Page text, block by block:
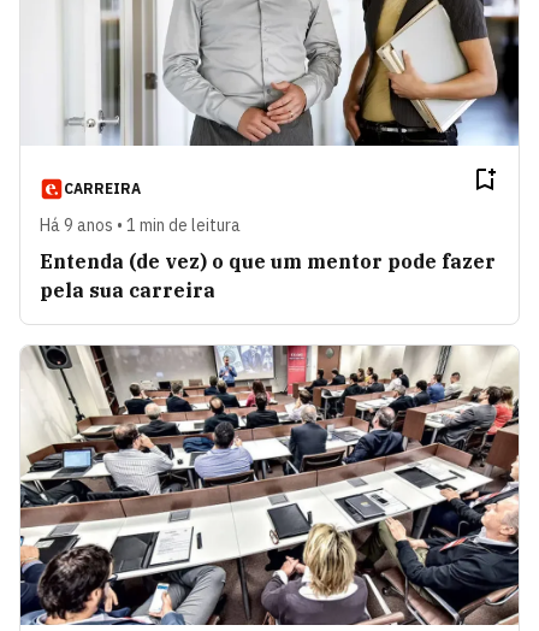
CARREIRA
Há 9 anos • 1 min de leitura
Entenda (de vez) o que um mentor pode fazer
pela sua carreira